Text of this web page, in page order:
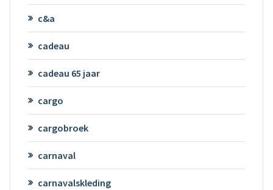
c&a
cadeau
cadeau 65 jaar
cargo
cargobroek
carnaval
carnavalskleding